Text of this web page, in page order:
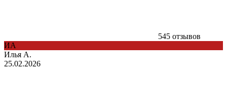
545 отзывов
ИА
Илья А.
25.02.2026